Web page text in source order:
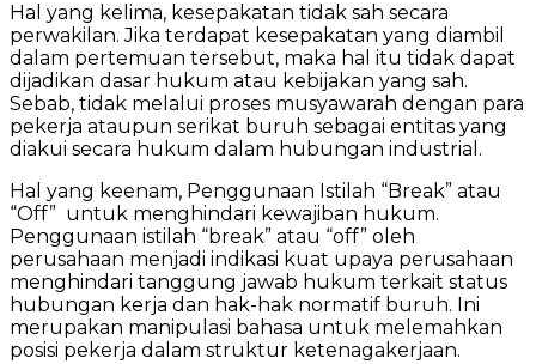
Hal yang kelima, kesepakatan tidak sah secara
perwakilan. Jika terdapat kesepakatan yang diambil
dalam pertemuan tersebut, maka hal itu tidak dapat
dijadikan dasar hukum atau kebijakan yang sah.
Sebab, tidak melalui proses musyawarah dengan para
pekerja ataupun serikat buruh sebagai entitas yang
diakui secara hukum dalam hubungan industrial.
Hal yang keenam, Penggunaan Istilah “Break” atau
“Off” untuk menghindari kewajiban hukum.
Penggunaan istilah “break” atau “off” oleh
perusahaan menjadi indikasi kuat upaya perusahaan
menghindari tanggung jawab hukum terkait status
hubungan kerja dan hak-hak normatif buruh. Ini
merupakan manipulasi bahasa untuk melemahkan
posisi pekerja dalam struktur ketenagakerjaan.